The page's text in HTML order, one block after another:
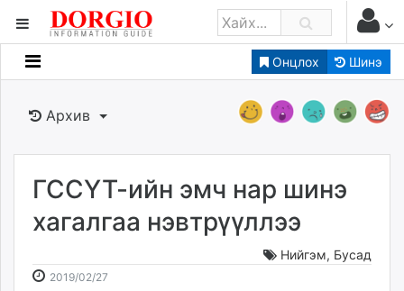
Онцлох Шинэ
Мэдээллийн
Банк санхүү
Бизнес ААН
Төрийн
Gogo.mn
Архив
ГССҮТ-ийн эмч нар шинэ
хагалгаа нэвтрүүллээ
Нийгэм, Бусад
2019/02/27